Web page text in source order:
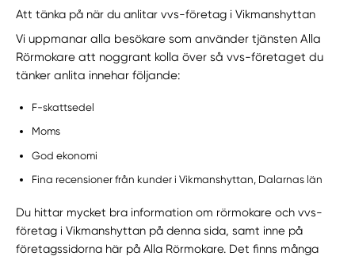
Att tänka på när du anlitar vvs-företag i Vikmanshyttan
Vi uppmanar alla besökare som använder tjänsten Alla
Rörmokare att noggrant kolla över så vvs-företaget du
tänker anlita innehar följande:
F-skattsedel
Moms
God ekonomi
Fina recensioner från kunder i Vikmanshyttan, Dalarnas län
Du hittar mycket bra information om rörmokare och vvs-
företag i Vikmanshyttan på denna sida, samt inne på
företagssidorna här på Alla Rörmokare. Det finns många